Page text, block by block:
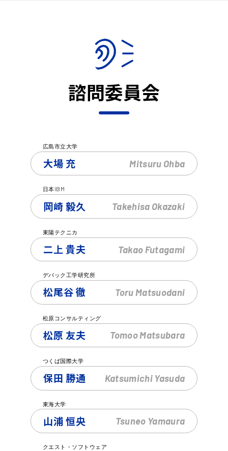
諮問委員会
広島市立大学
大場 充 Mitsuru Ohba
日本IBM
岡崎 毅久 Takehisa Okazaki
東陽テクニカ
二上 貴夫 Takao Futagami
デバック工学研究所
松尾谷 徹 Toru Matsuodani
松原コンサルティング
松原 友夫 TomooMatsubara
つくば国際大学
保田 勝通 Katsumichi Yasuda
東海大学
山浦 恒央 Tsuneo Yamaura
クエスト・ソフトウェア